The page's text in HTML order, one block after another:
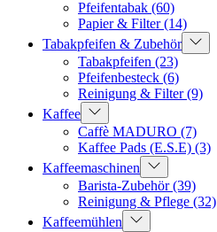
Pfeifentabak (60)
Papier & Filter(14)
Tabakpfeifen & Zubehör
Tabakpfeifen (23)
Pfeifenbesteck (6)
Reinigung & Filter(9)
Kaffee
Caffè MADURO (7)
Kaffee Pads (E.S.E) (3)
Kaffeemaschinen
Barista-Zubehör(39)
Reinigung & Pflege (32)
Kaffeemühlen